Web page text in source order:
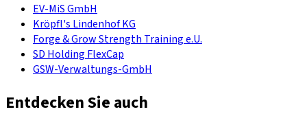
EV-MiS GmbH
Kröpfl's Lindenhof KG
Forge & Grow Strength Training e.U.
SD Holding FlexCap
GSW-Verwaltungs-GmbH
Entdecken Sie auch